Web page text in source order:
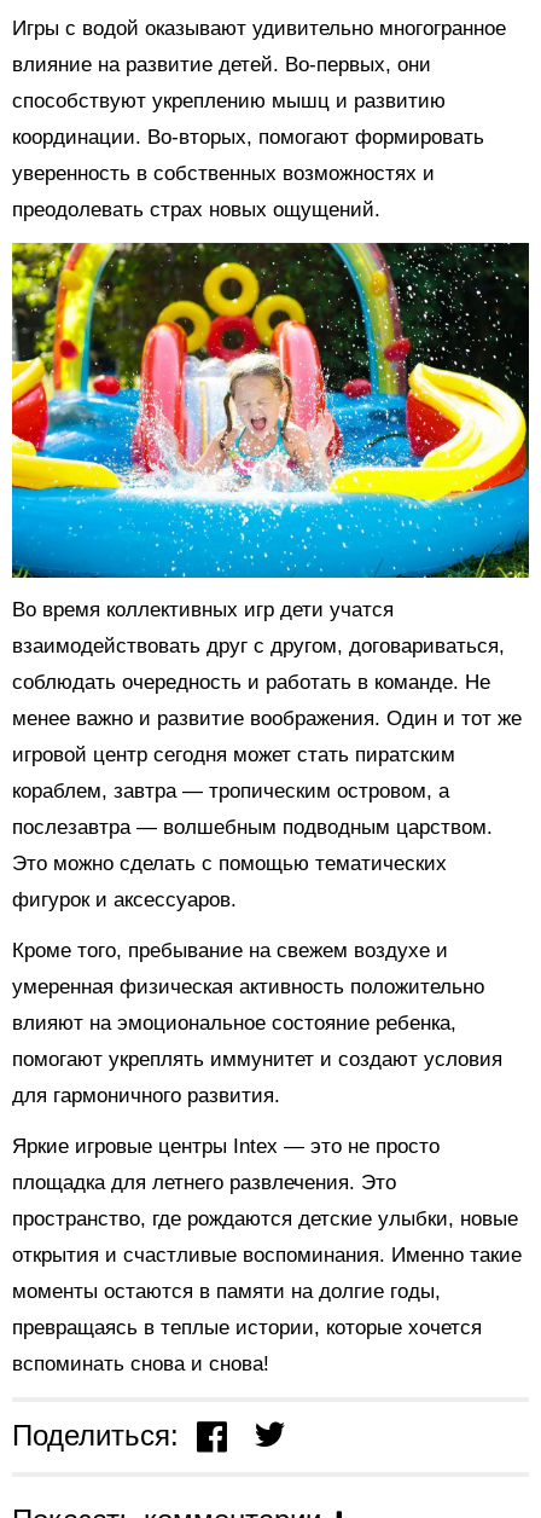
Игры с водой оказывают удивительно многогранное
влияние на развитие детей. Во-первых, они
способствуют укреплению мышц и развитию
координации. Во-вторых, помогают формировать
уверенность в собственных возможностях и
преодолевать страх новых ощущений.
Во время коллективных игр дети учатся
взаимодействовать друг с другом, договариваться,
соблюдать очередность и работать в команде. Не
менее важно и развитие воображения. Один и тот же
игровой центр сегодня может стать пиратским
кораблем, завтра — тропическим островом, а
послезавтра — волшебным подводным царством.
Это можно сделать с помощью тематических
фигурок и аксессуаров.
Кроме того, пребывание на свежем воздухе и
умеренная физическая активность положительно
влияют на эмоциональное состояние ребенка,
помогают укреплять иммунитет и создают условия
для гармоничного развития.
Яркие игровые центры Intex — это не просто
площадка для летнего развлечения. Это
пространство, где рождаются детские улыбки, новые
открытия и счастливые воспоминания. Именно такие
моменты остаются в памяти на долгие годы,
превращаясь в теплые истории, которые хочется
вспоминать снова и снова!
Поделиться: